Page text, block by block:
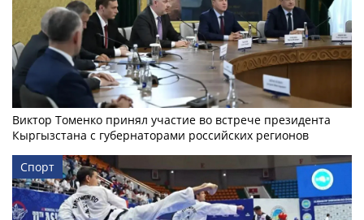
Виктор Томенко принял участие во встрече президента
Кыргызстана с губернаторами российских регионов
Спорт